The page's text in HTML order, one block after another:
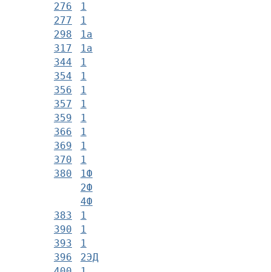
276
1
277
1
298
1а
317
1а
344
1
354
1
356
1
357
1
359
1
366
1
369
1
370
1
380
1Ф
2Ф
4Ф
383
1
390
1
393
1
396
2ЭД